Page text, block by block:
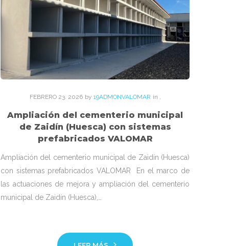
FEBRERO23. 2026 by 19ADMONVALOMAR in
Ampliación del cementerio municipal
de Zaidín (Huesca) con sistemas
prefabricados VALOMAR
Ampliación del cementerio municipal de Zaidín (Huesca)
con sistemas prefabricados VALOMAR En el marco de
las actuaciones de mejora y ampliación del cementerio
municipal de Zaidín (Huesca),…